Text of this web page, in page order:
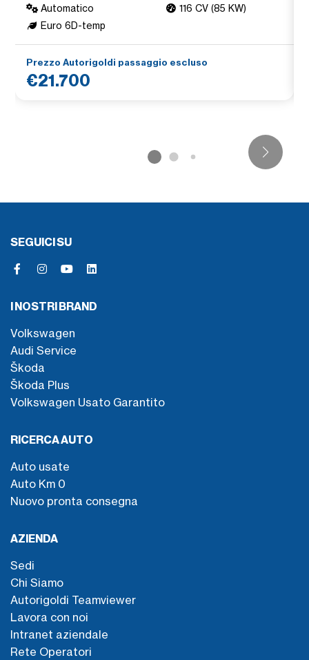
Automatico
116 CV (85 KW)
Euro 6D-temp
Prezzo Autorigoldi passaggio escluso
€21.700
SEGUICI SU
I NOSTRI BRAND
Volkswagen
Audi Service
Škoda
Škoda Plus
Volkswagen Usato Garantito
RICERCA AUTO
Auto usate
Auto Km 0
Nuovo pronta consegna
AZIENDA
Sedi
Chi Siamo
Autorigoldi Teamviewer
Lavora con noi
Intranet aziendale
Rete Operatori